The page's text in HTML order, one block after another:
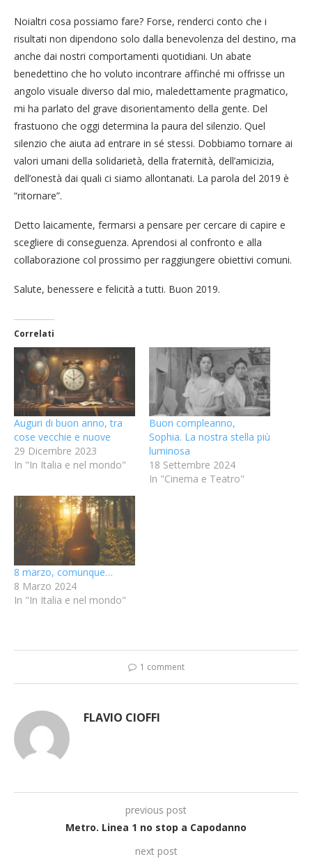
Noialtri cosa possiamo fare? Forse, renderci conto che i
risultati non dipendono solo dalla benevolenza del destino, ma
anche dai nostri comportamenti quotidiani. Un abate
benedettino che ho voluto incontrare affinché mi offrisse un
angolo visuale diverso dal mio, maledettamente pragmatico,
mi ha parlato del grave disorientamento della gente. Del
frastuono che oggi determina la paura del silenzio. Quel
silenzio che aiuta ad entrare in sé stessi. Dobbiamo tornare ai
valori umani della solidarietà, della fraternità, dell’amicizia,
dell’onestà dai quali ci siamo allontanati. La parola del 2019 è
“ritornare”.
Detto laicamente, fermarsi a pensare per cercare di capire e
scegliere di conseguenza. Aprendosi al confronto e alla
collaborazione col prossimo per raggiungere obiettivi comuni.
Salute, benessere e felicità a tutti. Buon 2019.
Correlati
Auguri di buon anno, tra
cose vecchie e nuove
29 Dicembre 2023
In "In Italia e nel mondo"
Buon compleanno,
Sophia. La nostra stella più
luminosa
18 Settembre 2024
In "Cinema e Teatro"
8 marzo, comunque…
8 Marzo 2024
In "In Italia e nel mondo"
1 comment
FLAVIO CIOFFI
previous post
Metro. Linea 1 no stop a Capodanno
next post